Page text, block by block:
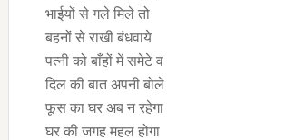
भाईयों से गले मिले तो
बहनों से राखी बंधवाये
पत्नी को बाँहों में समेटे व
दिल की बात अपनी बोले
फूस का घर अब न रहेगा
घर की जगह महल होगा